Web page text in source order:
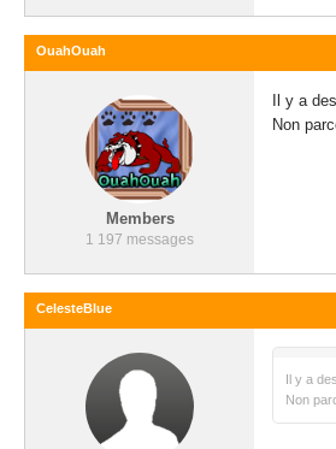
OuahOuah
Members
1 197 messages
Il y a
Non
CelesteBlue
Il y a
Non